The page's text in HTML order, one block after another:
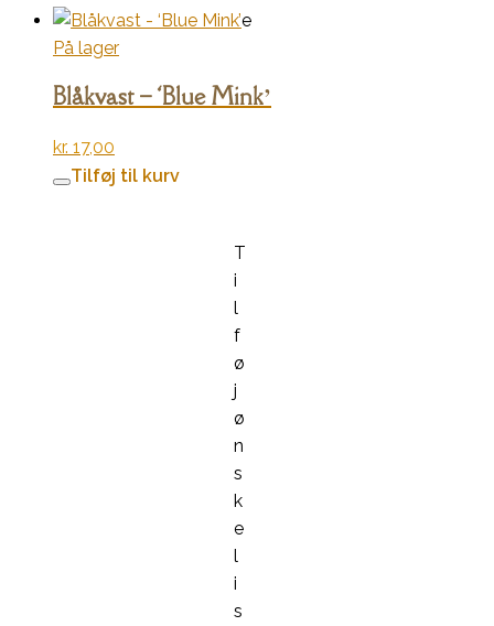
e
På lager
Blåkvast – ‘Blue Mink’
kr. 17,00
Tilføj til kurv
T
i
l
f
ø
j
ø
n
s
k
e
l
i
s